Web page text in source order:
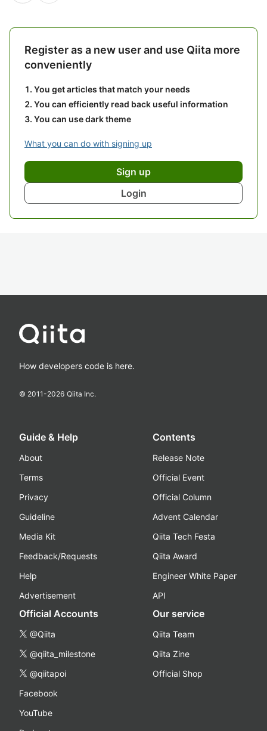
Register as a new user and use Qiita more
conveniently
You get articles that match your needs
You can efficiently read back useful information
You can use dark theme
What you can do with signing up
Sign up
Login
How developers code is here.
© 2011-2026 Qiita Inc.
Guide & Help
About
Terms
Privacy
Guideline
Media Kit
Feedback/Requests
Help
Advertisement
Contents
Release Note
Official Event
Official Column
Advent Calendar
Qiita Tech Festa
Qiita Award
Engineer White Paper
API
Official Accounts
@Qiita
@qiita_milestone
@qiitapoi
Facebook
YouTube
Our service
Qiita Team
Qiita Zine
Official Shop